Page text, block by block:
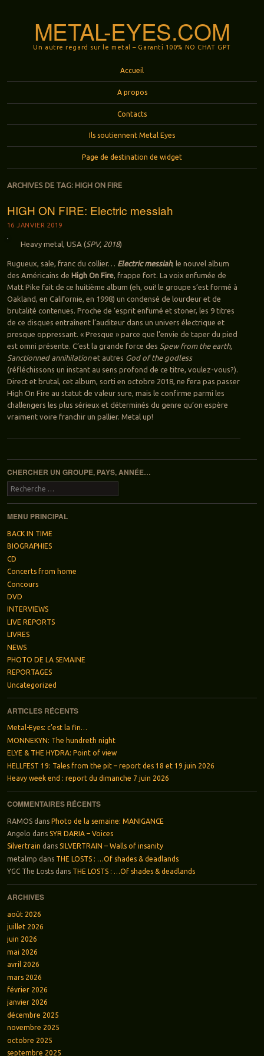
METAL-EYES.COM
Un autre regard sur le metal – Garanti 100% NO CHAT GPT
Accueil
A propos
Contacts
Ils soutiennent Metal Eyes
Page de destination de widget
ARCHIVES DE TAG: HIGH ON FIRE
HIGH ON FIRE: Electric messiah
16 JANVIER 2019
Heavy metal, USA (SPV, 2018)
Rugueux, sale, franc du collier… Electric messiah, le nouvel album
des Américains de High On Fire, frappe fort. La voix enfumée de
Matt Pike fait de ce huitième album (eh, oui! le groupe s’est formé à
Oakland, en Californie, en 1998) un condensé de lourdeur et de
brutalité contenues. Proche de ‘esprit enfumé et stoner, les 9 titres
de ce disques entraînent l’auditeur dans un univers électrique et
presque oppressant. « Presque » parce que l’envie de taper du pied
est omni présente. C’est la grande force des Spew from the earth,
Sanctionned annihilationet autres God of the godless
(réfléchissons un instant au sens profond de ce titre, voulez-vous?).
Direct et brutal, cet album, sorti en octobre 2018, ne fera pas passer
High On Fire au statut de valeur sure, mais le confirme parmi les
challengers les plus sérieux et déterminés du genre qu’on espère
vraiment voire franchir un pallier. Metal up!
Navigation des articles
CHERCHER UN GROUPE, PAYS, ANNÉE…
Recherche
MENU PRINCIPAL
BACK IN TIME
BIOGRAPHIES
CD
Concerts from home
Concours
DVD
INTERVIEWS
LIVE REPORTS
LIVRES
NEWS
PHOTO DE LA SEMAINE
REPORTAGES
Uncategorized
ARTICLES RÉCENTS
Metal-Eyes: c’est la fin…
MONNEKYN: The hundreth night
ELYE & THE HYDRA: Point of view
HELLFEST 19: Tales from the pit – report des 18 et 19 juin 2026
Heavy week end : report du dimanche 7 juin 2026
COMMENTAIRES RÉCENTS
RAMOSdans Photo de la semaine: MANIGANCE
Angelo dans SYR DARIA – Voices
Silvertrain dans SILVERTRAIN – Walls of insanity
metalmp dans THE LOSTS : …Of shades & deadlands
YGC The Lostsdans THE LOSTS : …Of shades & deadlands
ARCHIVES
août 2026
juillet 2026
juin 2026
mai 2026
avril 2026
mars 2026
février 2026
janvier 2026
décembre 2025
novembre 2025
octobre 2025
septembre 2025